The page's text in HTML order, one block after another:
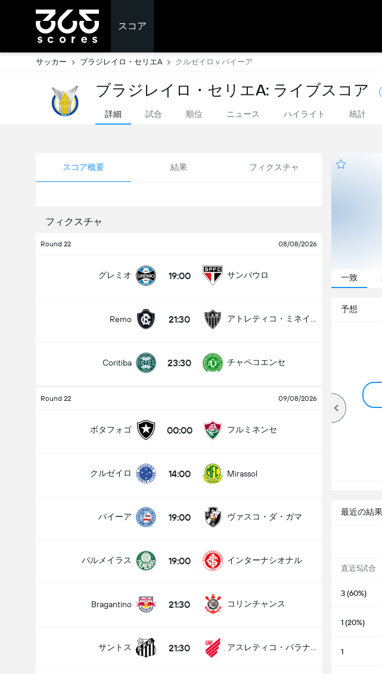
スコア
サッカー ブラジレイロ・セリエA クルゼイロ v バイーア
ブラジレイロ・セリエA: ライブスコア
詳細 試合 順位 ニュース ハイライト 統計
スコア概要 結果 フィクスチャ
フィクスチャ
Round 22 08/08/2026
グレミオ 19:00 サンパウロ
Remo 21:30
Coritiba 23:30 チャペコエンセ
Round 22 09/08/2026
ボタフォゴ 00:00 フルミネンセ
クルゼイロ 14:00 Mirassol
バイーア 19:00 ヴァスコ・ダ・ガマ
パルメイラス 19:00 インターナシオナル
Bragantino 21:30 コリンチャンス
サントス 21:30
一致
予想
アンダー
最近の結果
直近5試合
3 (60%)
1 (20%)
1